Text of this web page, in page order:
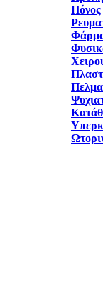
Πόνος